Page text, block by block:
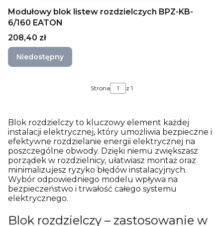
Modułowy blok listew rozdzielczych BPZ-KB-
6/160 EATON
Cena
208,40 zł
Niedostępny
Strona z 1
Blok rozdzielczy to kluczowy element każdej
instalacji elektrycznej, który umożliwia bezpieczne i
efektywne rozdzielanie energii elektrycznej na
poszczególne obwody. Dzięki niemu zwiększasz
porządek w rozdzielnicy, ułatwiasz montaż oraz
minimalizujesz ryzyko błędów instalacyjnych.
Wybór odpowiedniego modelu wpływa na
bezpieczeństwo i trwałość całego systemu
elektrycznego.
Blok rozdzielczy – zastosowanie w